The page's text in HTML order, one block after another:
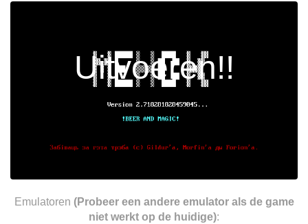
Uitvoeren!!
Emulatoren (Probeer een andere emulator als de game
niet werkt op de huidige):